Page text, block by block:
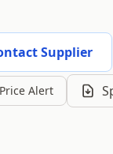
Supplier
Price Alert